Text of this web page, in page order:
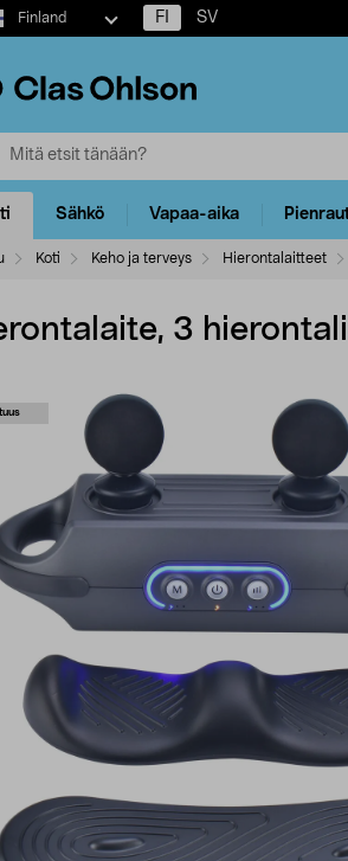
Finland FI SV
Sähkö Vapaa-aika
Koti Keho ja terveys Hierontalaitteet
3